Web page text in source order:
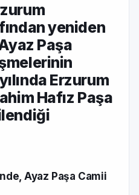
yeniden
Paşa
Erzurum
Hafız Paşa
Ayaz Paşa Camii